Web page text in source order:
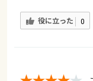
役に立った 0